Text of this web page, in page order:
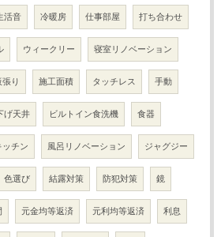
活音 冷暖房 仕事部屋 打ち合わせ
ウィークリー 寝室リノベーション
張り 施工面積 タッチレス 手動
げ天井 ビルトイン食洗機 食器
チン 風呂リノベーション ジャグジー
色選び 結露対策 防犯対策 鏡
元金均等返済 元利均等返済 利息